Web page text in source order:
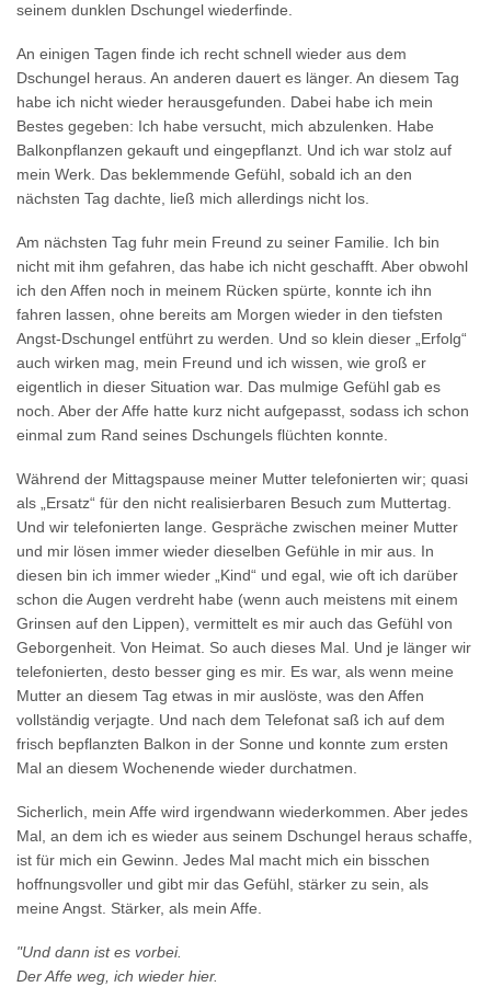
seinem dunklen Dschungel wiederfinde.
An einigen Tagen finde ich recht schnell wieder aus dem
Dschungel heraus. An anderen dauert es länger. An diesem Tag
habe ich nicht wieder herausgefunden. Dabei habe ich mein
Bestes gegeben: Ich habe versucht, mich abzulenken. Habe
Balkonpflanzen gekauft und eingepflanzt. Und ich war stolz auf
mein Werk. Das beklemmende Gefühl, sobald ich an den
nächsten Tag dachte, ließ mich allerdings nicht los.
Am nächsten Tag fuhr mein Freund zu seiner Familie. Ich bin
nicht mit ihm gefahren, das habe ich nicht geschafft. Aber obwohl
ich den Affen noch in meinem Rücken spürte, konnte ich ihn
fahren lassen, ohne bereits am Morgen wieder in den tiefsten
Angst-Dschungel entführt zu werden. Und so klein dieser „Erfolg“
auch wirken mag, mein Freund und ich wissen, wie groß er
eigentlich in dieser Situation war. Das mulmige Gefühl gab es
noch. Aber der Affe hatte kurz nicht aufgepasst, sodass ich schon
einmal zum Rand seines Dschungels flüchten konnte.
Während der Mittagspause meiner Mutter telefonierten wir; quasi
als „Ersatz“ für den nicht realisierbaren Besuch zum Muttertag.
Und wir telefonierten lange. Gespräche zwischen meiner Mutter
und mir lösen immer wieder dieselben Gefühle in mir aus. In
diesen bin ich immer wieder „Kind“ und egal, wie oft ich darüber
schon die Augen verdreht habe (wenn auch meistens mit einem
Grinsen auf den Lippen), vermittelt es mir auch das Gefühl von
Geborgenheit. Von Heimat. So auch dieses Mal. Und je länger wir
telefonierten, desto besser ging es mir. Es war, als wenn meine
Mutter an diesem Tag etwas in mir auslöste, was den Affen
vollständig verjagte. Und nach dem Telefonat saß ich auf dem
frisch bepflanzten Balkon in der Sonne und konnte zum ersten
Mal an diesem Wochenende wieder durchatmen.
Sicherlich, mein Affe wird irgendwann wiederkommen. Aber jedes
Mal, an dem ich es wieder aus seinem Dschungel heraus schaffe,
ist für mich ein Gewinn. Jedes Mal macht mich ein bisschen
hoffnungsvoller und gibt mir das Gefühl, stärker zu sein, als
meine Angst. Stärker, als mein Affe.
"Und dann ist es vorbei.
Der Affe weg, ich wieder hier.